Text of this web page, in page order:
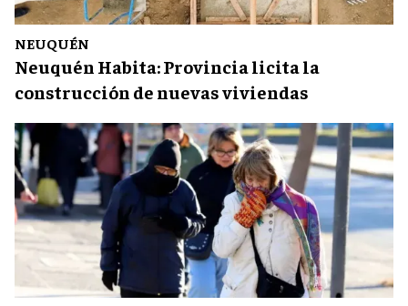
NEUQUÉN
Neuquén Habita: Provincia licita la
construcción de nuevas viviendas